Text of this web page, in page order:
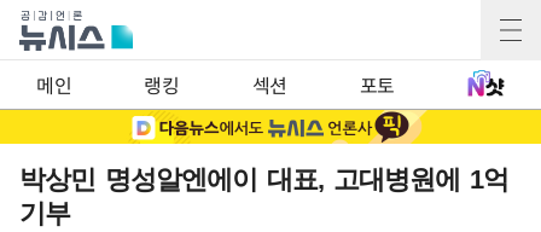
메인 랭킹 섹션 포토
박상민 명성알엔에이 대표, 고대병원에 1억
기부